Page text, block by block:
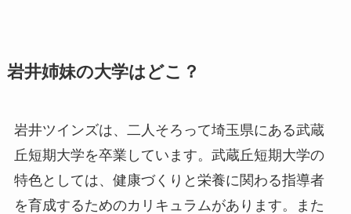
岩井姉妹の大学はどこ？
岩井ツインズは、二人そろって埼玉県にある武蔵
丘短期大学を卒業しています。武蔵丘短期大学の
特色としては、健康づくりと栄養に関わる指導者
を育成するためのカリキュラムがあります。また